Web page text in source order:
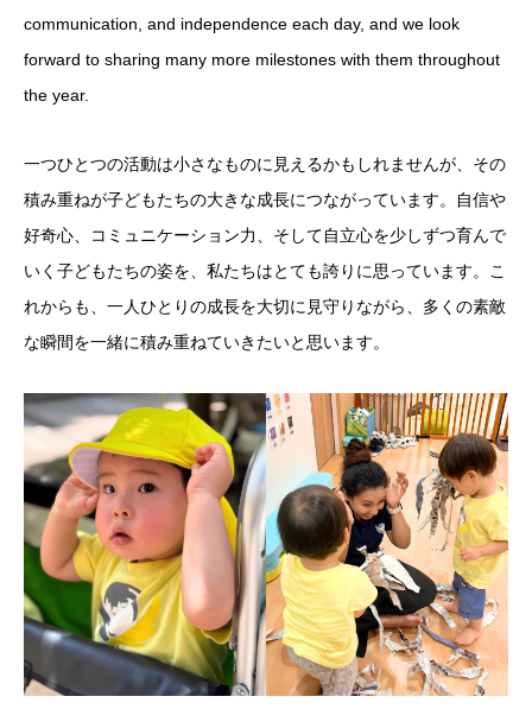
communication, and independence each day, and we look
forward to sharing many more milestones with them throughout
the year.
一つひとつの活動は小さなものに見えるかもしれませんが、その
積み重ねが子どもたちの大きな成長につながっています。自信や
好奇心、コミュニケーション力、そして自立心を少しずつ育んで
いく子どもたちの姿を、私たちはとても誇りに思っています。こ
れからも、一人ひとりの成長を大切に見守りながら、多くの素敵
な瞬間を一緒に積み重ねていきたいと思います。